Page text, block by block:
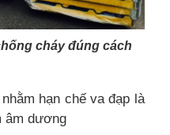
cháy đúng cách
hạn chế va đạp là
âm dương